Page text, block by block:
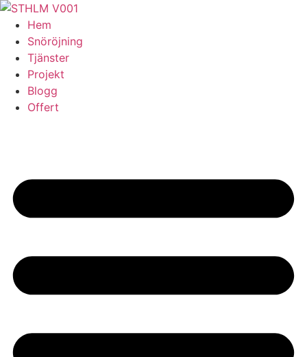
Skip
content
Hem
Snöröjning
Tjänster
Projekt
Blogg
Offert